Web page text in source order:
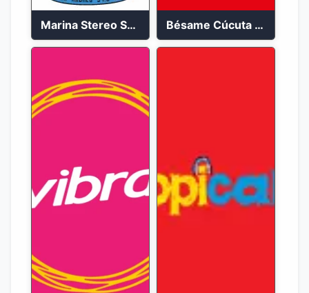
Marina Stereo San Andres 94.5 FM Bésame Cúcuta en vivo 2023